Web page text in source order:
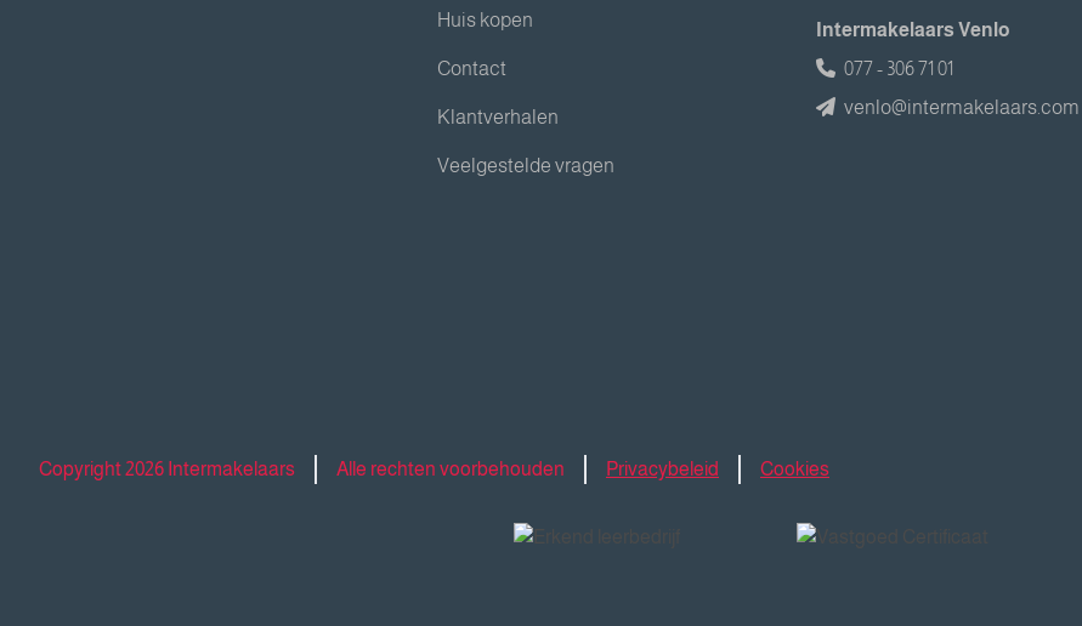
Huis kopen
Contact
Klantverhalen
Veelgestelde vragen
Intermakelaars Venlo
077 - 306 71 01
venlo@intermakelaars.com
Copyright 2026 Intermakelaars Alle rechten voorbehouden Privacybeleid Cookies